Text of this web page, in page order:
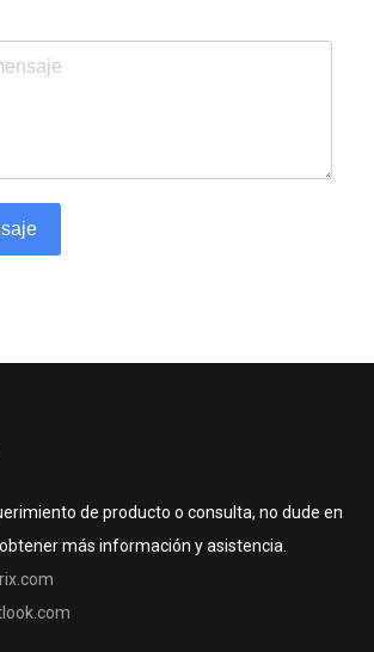
de producto o consulta, no dude en
más información y asistencia.